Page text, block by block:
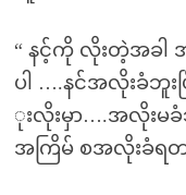
“ နင့်ကို လိုးတဲ့အခါ
ပါ ….နင်အလိုးခံဘူး
းလိုးမှာ….အလိုးမခံ
အကြိမ် စအလိုးခံရ